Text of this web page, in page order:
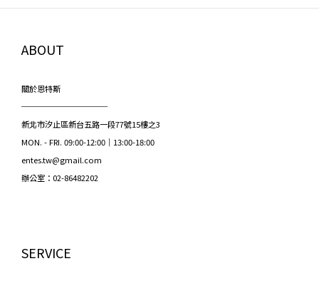
ABOUT
關於恩特斯
───────────
新北市汐止區新台五路一段77號15樓之3
MON. - FRI. 09:00-12:00｜13:00-18:00
entes.tw@gmail.com
辦公室：02-86482202
SERVICE